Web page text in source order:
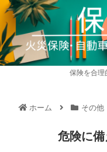
保険を合理
ホーム その他
危険に